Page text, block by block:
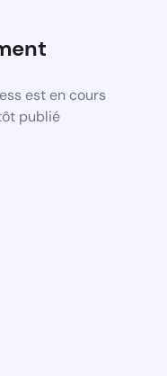
est en cours
publié